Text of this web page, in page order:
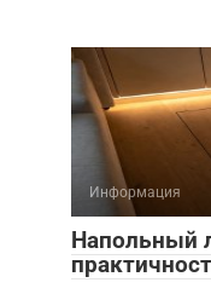
Информация
Напольный